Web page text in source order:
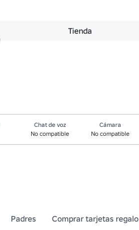
Tienda
Chat de voz
No compatible
Cámara
No compatible
Padres Comprar tarjetas regalo